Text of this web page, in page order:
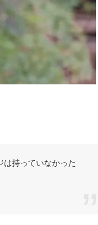
は持っていなかった